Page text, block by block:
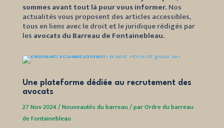
sommes avant tout là pour vous informer. Nos
actualités vous proposent des articles accessibles,
tous en liens avec le droit et le juridique rédigés par
les avocats du Barreau de Fontainebleau.
27 Nov 2024/Nouveautés du barreau/parOrdre du barreau
de Fontainebleau
Une plateforme dédiée au recrutement des
avocats